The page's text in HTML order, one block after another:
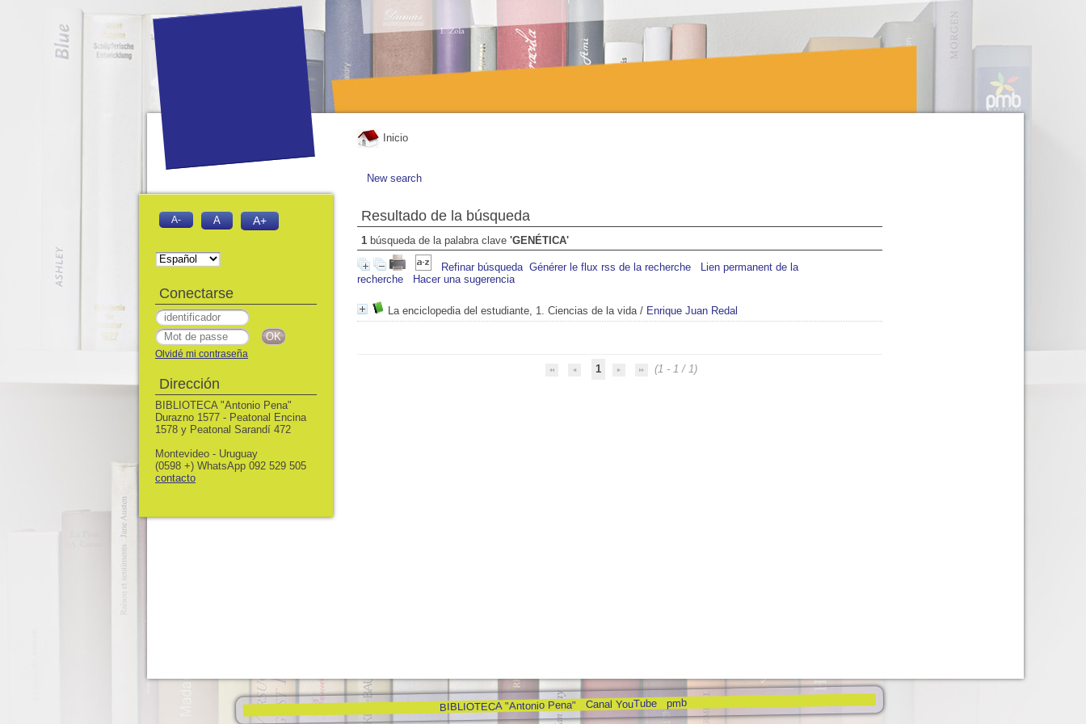
Inicio
New search
Resultado de la búsqueda
1 búsqueda de la palabra clave 'GENÉTICA'
Refinar búsqueda Générer le flux rss de la recherche
Lien permanent de la
recherche
Hacer una sugerencia
La enciclopedia del estudiante, 1. Ciencias de la vida/ Enrique Juan Redal
1 (1 - 1 / 1)
BIBLIOTECA "Antonio Pena" Canal YouTube pmb
A- A A+
Conectarse
Olvidé mi contraseña
Dirección
BIBLIOTECA "Antonio Pena"
Durazno 1577 - Peatonal Encina
1578 y Peatonal Sarandí 472
Montevideo - Uruguay
(0598 +) WhatsApp 092 529 505
contacto